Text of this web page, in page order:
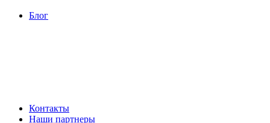
Блог
Контакты
Наши партнеры